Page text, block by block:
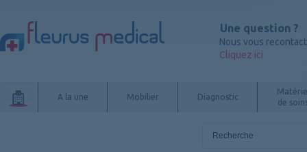
Une question ?
Nous vous
Cliquez ici
A la une Mobilier Diagnostic
de